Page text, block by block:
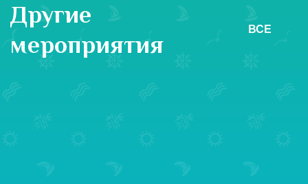
Другие
мероприятия
ВСЕ
20 июня - 4 ноября
Акция «Выиграй автомобиль в ТРЦ